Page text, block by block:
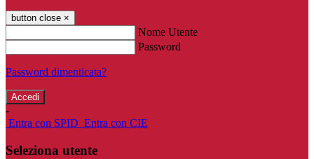
button close ×
Nome Utente
Password
Password dimenticata?
-
Entra con SPID Entra con CIE
Seleziona utente